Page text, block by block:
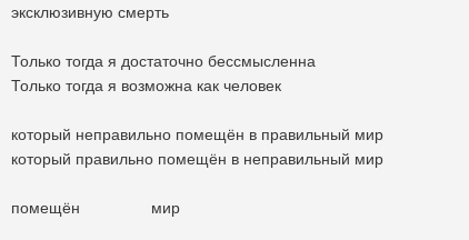
эксклюзивную смерть
Только тогда я достаточно бессмысленна
Только тогда я возможна как человек
который неправильно помещён в правильный мир
который правильно помещён в неправильный мир
помещён мир